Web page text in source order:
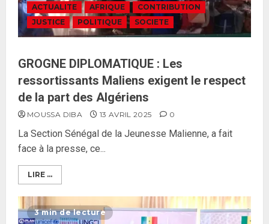
ACTUALITE AFRIQUE
CONTRIBUTION
JUSTICE
POLITIQUE SOCIETE
GROGNE DIPLOMATIQUE : Les
ressortissants Maliens exigent le respect
de la part des Algériens
MOUSSA DIBA 13 AVRIL 2025 0
La Section Sénégal de la Jeunesse Malienne, a fait
face à la presse, ce...
LIRE ...
3 min de lecture